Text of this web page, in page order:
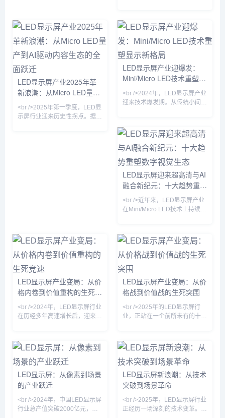
统制造业的“夕阳产业”时，一批
头部企业却通过Micro LED、
COB封装、虚拟拍摄等新技
术，硬生生撕开了一道增长口
新数据，2024年全球LED显示
屏市场规模预计回温至75亿美
元，其中
管）芯片成本同比下降31%，首
次逼近商用临界点。三星、
LG、京东方等巨头相继宣布其
Micro LED产线良率突破
99.9%，而国内厂商三安光电、
华灿光电的MIP（Micro in
Package）封装方案已实现月产
标志着“硅基微显示”正式取
LED显示屏产业2025年革
新浪潮：从Micro LED量产
到AI驱动内容生态的全面跃
迁
<br />2025年第一季度，LED显
示屏行业迎来历史性拐点。据最
LED显示屏产业迎爆发：
Mini/Micro LED技术重塑显
示新格局
<br />2024年，LED显示屏产业
迎来技术爆发期。从传统小间距
变革。据最新行业报道，多家头
部企业已实现Mini LED背光显
示器的量产，其亮度、对比度和
色彩表现力均超越传统LCD，甚
至在某些维度上可与OLED抗
衡。更引人注目的是，Micro
LED技术已从实验室走向小规模
大投入，试图抢占下一代
LED显示屏迎来超高清与AI
融合新纪元：十大趋势重塑
数字视觉生态
<br />近年来，LED显示屏产业
在Mini/Micro LED技术上持续突
率超过99.9%，间距低于P0.3的
超微显示屏开始进入高端商用市
场。同时，巨量转移技术效率提
升十倍以上，使得大尺寸超高清
LED显示面板的成本下降约
40%。此外，COB封装与
MIP（Micro in Package）路线
了LED显示
LED显示屏产业变局：从价
格内卷到价值重构的生死竞
速
<br />2024年，LED显示屏行业
在历经多年高速增长后，迎来深
热化，部分厂商毛利率跌破
15%，而P0.9以下微间距市场
却保持30%以上增速。利亚德、
洲明科技、艾比森等头部企业纷
纷加码 Micro LED 中试线，试
图在下一代显示技术上建立壁
垒。与此同时，RGB封装龙头
国星光电与芯片厂商三安光电的
LED显示屏产业变局：从价
格战到价值战的生死突围
<br />2025年的LED显示屏行
业，正站在一个前所未有的十字
今，传统小间距LED的毛利空间
已被极度压缩，价格战不再是万
能钥匙。最新行业数据显示，
P1.2以下微间距产品出货量同比
暴增87%，而P2.5以上常规产
品的价格却跌破历史冰点——这
预示着行业正从“拼规模”转向“拼
技术”的新阶段。<br /><br /><br
LED显示屏：从像素到场景
的产业跃迁
<br />2024年，中国LED显示屏
行业总产值突破2000亿元，但
LED显示屏新浪潮：从技术
突破到场景革命
<br />2025年，LED显示屏行业
正经历一场深刻的技术变革。从